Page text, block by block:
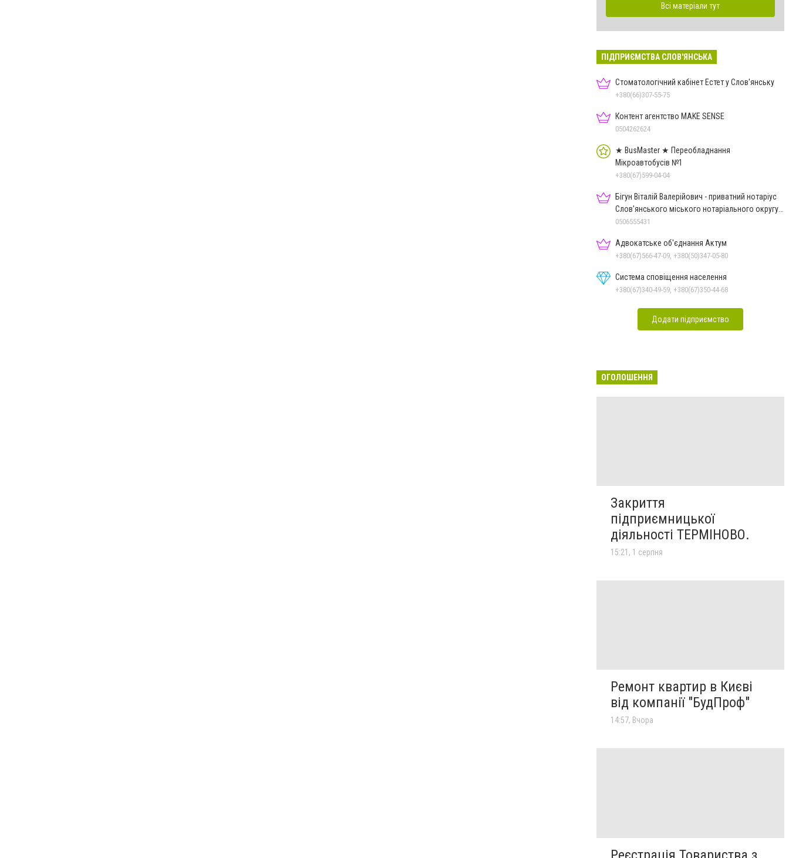
Всі матеріали тут
ПІДПРИЄМСТВА СЛОВ'ЯНСЬКА
Стоматологічний кабінет Естет у Слов'янську
+380(66)307-55-75
Контент агентство MAKE SENSE
0504262624
★ BusMaster ★ Переобладнання
Мікроавтобусів №1
+380(67)599-04-04
Бігун Віталій Валерійович - приватний нотаріус
Слов'янського міського нотаріального округу
Дон.обл.
0506555431
Адвокатське об'єднання Актум
+380(67)566-47-09, +380(50)347-05-80
Система сповіщення населення
+380(67)340-49-59, +380(67)350-44-68
Додати підприємство
ОГОЛОШЕННЯ
Закриття
підприємницької
діяльності ТЕРМІНОВО.
15:21, 1 серпня
Ремонт квартир в Києві
від компанії "БудПроф"
14:57, Вчора